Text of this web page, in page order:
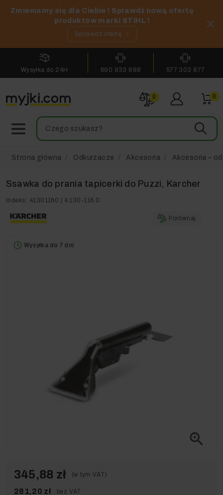
Zmieniamy się dla Ciebie ! Sprawdź nową ofertę
produktów marki STIHL !
Sprawdź ofertę
Wysyłka do 24H 690 933 888 577 303 877
0 0
Strona główna Odkurzacze Akcesoria Akcesoria –
Ssawka do prania tapicerki do Puzzi, Karcher
Indeks: 41301160 | 4.130-116.0
Porównaj
Wysyłka do 7 dni
zoom_in
345,88 zł (w tym VAT)
281,20 zł bez VAT